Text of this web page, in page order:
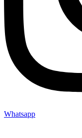
Whatsapp